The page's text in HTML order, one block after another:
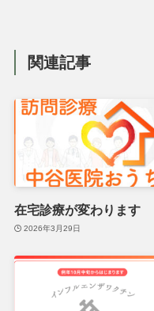
関連記事
在宅診療が変わります
2026年3月29日